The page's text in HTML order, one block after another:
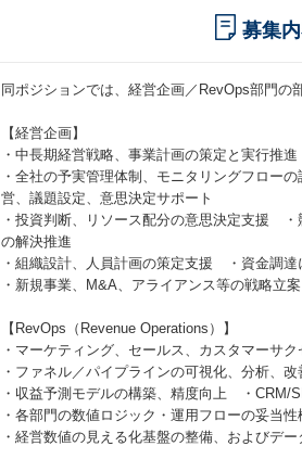
募集
同ポジションでは、経営企画／RevOps部門の
【経営企画】
・中長期経営戦略、事業計画の策定と実行推
・全社の予実管理体制、モニタリングフロー
営、議題設定、意思決定サポート
・投資判断、リソース配分の意思決定支援
の解決推進
・組織設計、人員計画の策定支援 ・資金調
・新規事業、M&A、アライアンス等の戦略立
【RevOps（Revenue Operations）】
・マーケティング、セールス、カスタマーサ
・ファネル／パイプラインの可視化、分析、
・収益予測モデルの構築、精度向上 ・CRM/
・各部門の数値ロジック・運用フローの妥当
・経営数値の見える化基盤の整備、およびデ